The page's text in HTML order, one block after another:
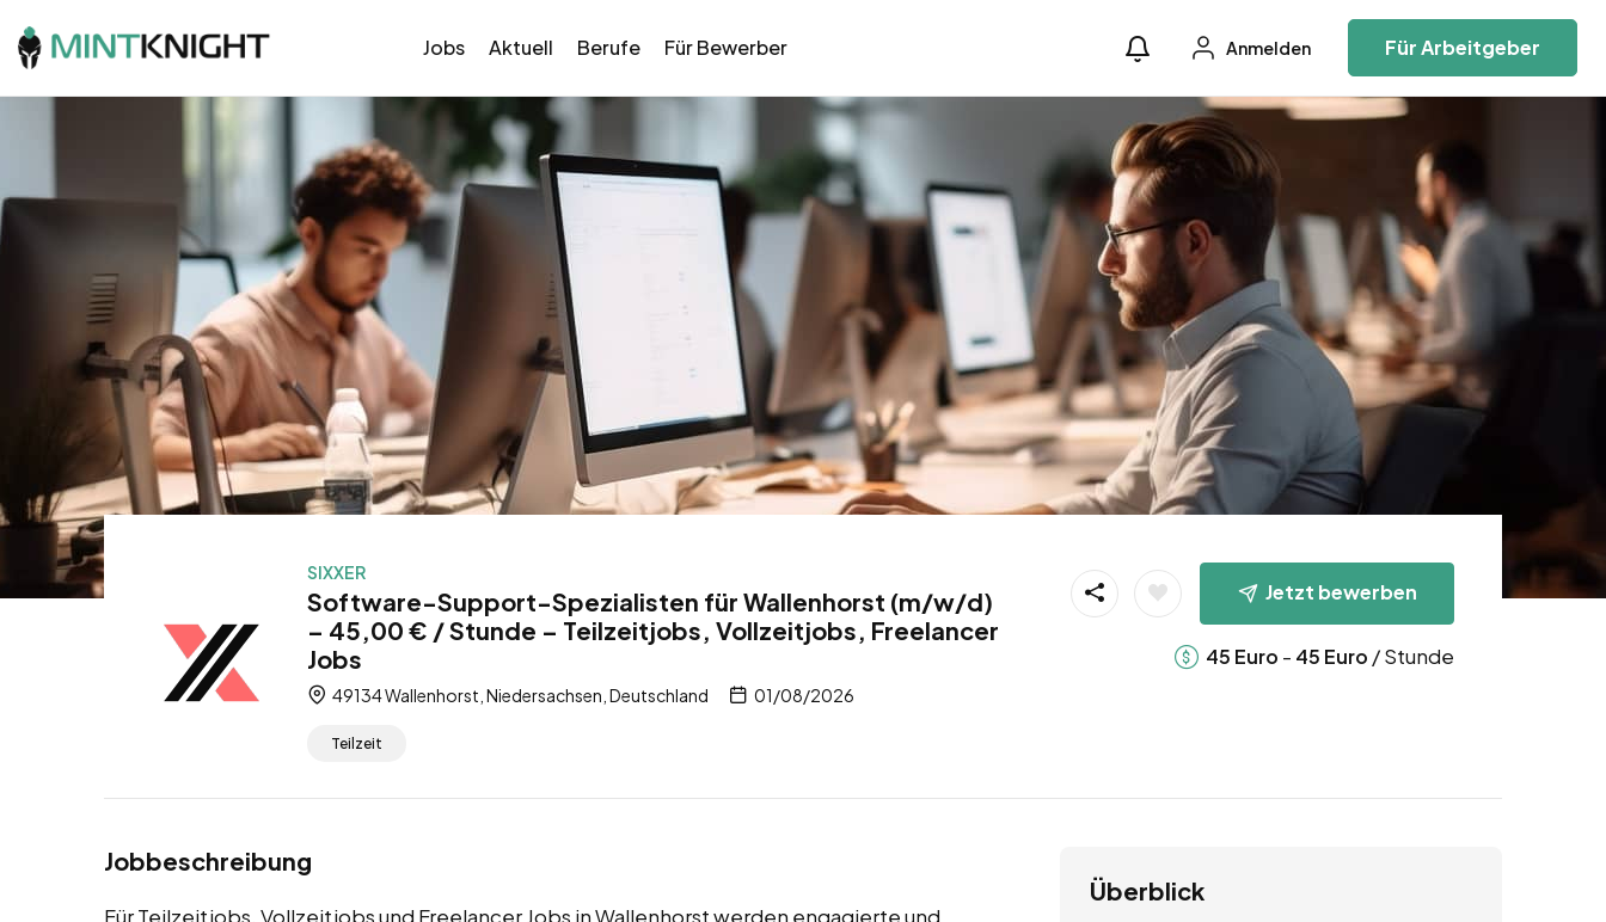
Jobs Aktuell Berufe Für Bewerber Anmelden Für Arbeitgeber
SIXXER
Software-Support-Spezialisten für Wallenhorst (m/w/d)
– 45,00 € / Stunde – Teilzeitjobs, Vollzeitjobs, Freelancer
Jobs
49134 Wallenhorst, Niedersachsen, Deutschland 01/08/2026
Teilzeit
Jetzt bewerben
45 Euro - 45 Euro / Stunde
Jobbeschreibung
Für Teilzeitjobs, Vollzeitjobs und Freelancer Jobs in Wallenhorst werden engagierte und
Überblick